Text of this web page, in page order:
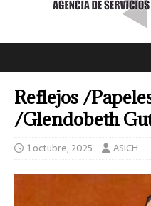
Reflejos /
/Glendobeth
1 octubre, 2025 ASICH